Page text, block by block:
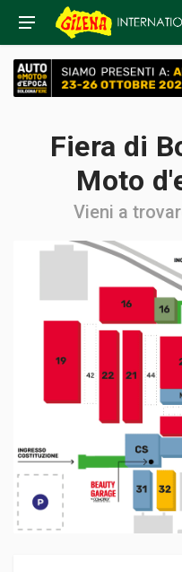
Fiera di
Moto
Vieni a